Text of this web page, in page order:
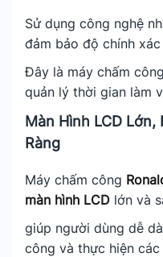
Sử dụng công nghệ
đảm bảo độ chính
Đây là máy chấm
quản lý thời gian làm
Màn Hình LCD
Ràng
Máy chấm công
màn hình LCD lớn và
giúp người dùng dễ
công và thực hiện